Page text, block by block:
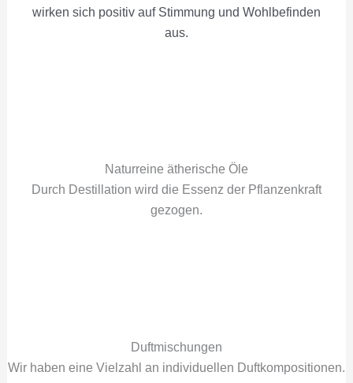
wirken sich positiv auf Stimmung und Wohlbefinden
aus.
Naturreine ätherische Öle
Durch Destillation wird die Essenz der Pflanzenkraft
gezogen.
Duftmischungen
Wir haben eine Vielzahl an individuellen Duftkompositionen.